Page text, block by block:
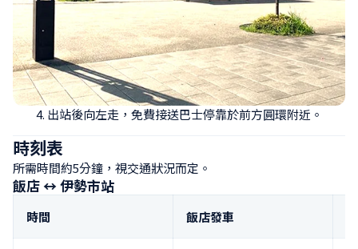
4. 出站後向左走，免費接送巴士停靠於前方圓環附近。
時刻表
所需時間約5分鐘，視交通狀況而定。
飯店 ↔ 伊勢市站
時間 飯店發車